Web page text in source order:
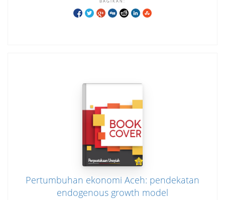
Pertumbuhan ekonomi Aceh: pendekatan
endogenous growth model